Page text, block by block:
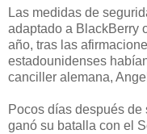
Las medidas de
adaptado a BlackBerry
año, tras las
estadounidenses
canciller alemana,
Pocos días después
ganó su batalla con el